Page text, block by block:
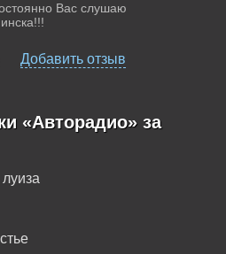
Вас слушаю
Добавить отзыв
«Авторадио» за